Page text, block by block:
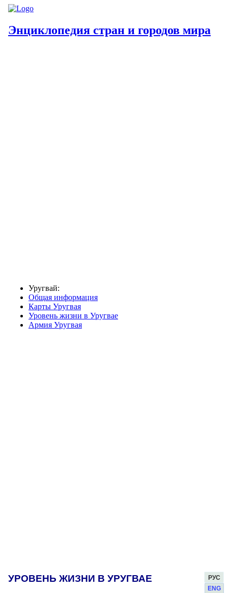
Энциклопедия стран и городов мира
Уругвай:
Общая информация
Карты Уругвая
Уровень жизни в Уругвае
Армия Уругвая
РУС
ENG
УРОВЕНЬ ЖИЗНИ В УРУГВАЕ